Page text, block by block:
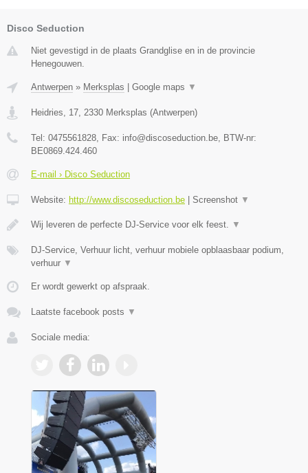
Disco Seduction
Niet gevestigd in de plaats Grandglise en in de provincie
Henegouwen.
Antwerpen » Merksplas Google maps ▼
Heidries, 17 2330 Merksplas (Antwerpen)
Tel: 0475561828 , Fax: info@discoseduction.be , BTW-nr:
BE0869.424.460
E-mail › Disco Seduction
Website: http://www.discoseduction.be Screenshot ▼
Wij leveren de perfecte DJ-Service voor elk feest. ▼
DJ-Service, Verhuur licht, verhuur mobiele opblaasbaar podium,
verhuur ▼
Er wordt gewerkt op afspraak.
Laatste facebook posts ▼
Sociale media: